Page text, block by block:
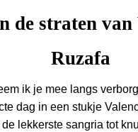
de straten
Ruzafa
ik je mee langs
dag in een stukje
lekkerste sangria tot